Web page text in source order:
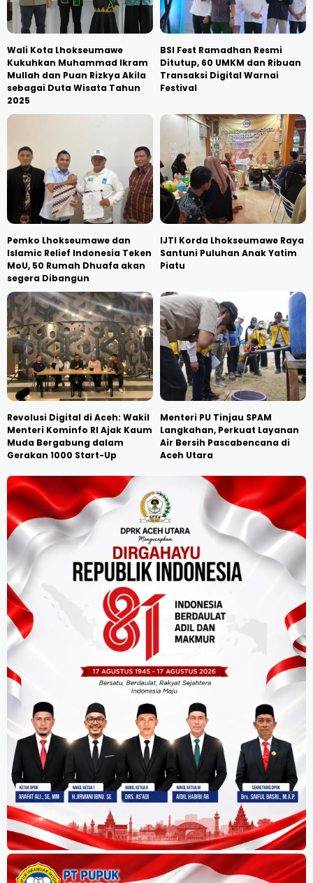
Wali Kota Lhokseumawe
Kukuhkan Muhammad Ikram
Mullah dan Puan Rizkya Akila
sebagai Duta Wisata Tahun
2025
BSI Fest Ramadhan Resmi
Ditutup, 60 UMKM dan Ribuan
Transaksi Digital Warnai
Festival
Pemko Lhokseumawe dan
Islamic Relief Indonesia Teken
MoU, 50 Rumah Dhuafa akan
segera Dibangun
IJTI Korda Lhokseumawe Raya
Santuni Puluhan Anak Yatim
Piatu
Revolusi Digital di Aceh: Wakil
Menteri Kominfo RI Ajak Kaum
Muda Bergabung dalam
Gerakan 1000 Start-Up
Menteri PU Tinjau SPAM
Langkahan, Perkuat Layanan
Air Bersih Pascabencana di
Aceh Utara